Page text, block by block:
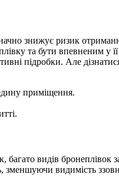
знижує ризик
та бути впевненим у її
підробки. Але
приміщення.
багато видів бронеплівок
зменшуючи видимість